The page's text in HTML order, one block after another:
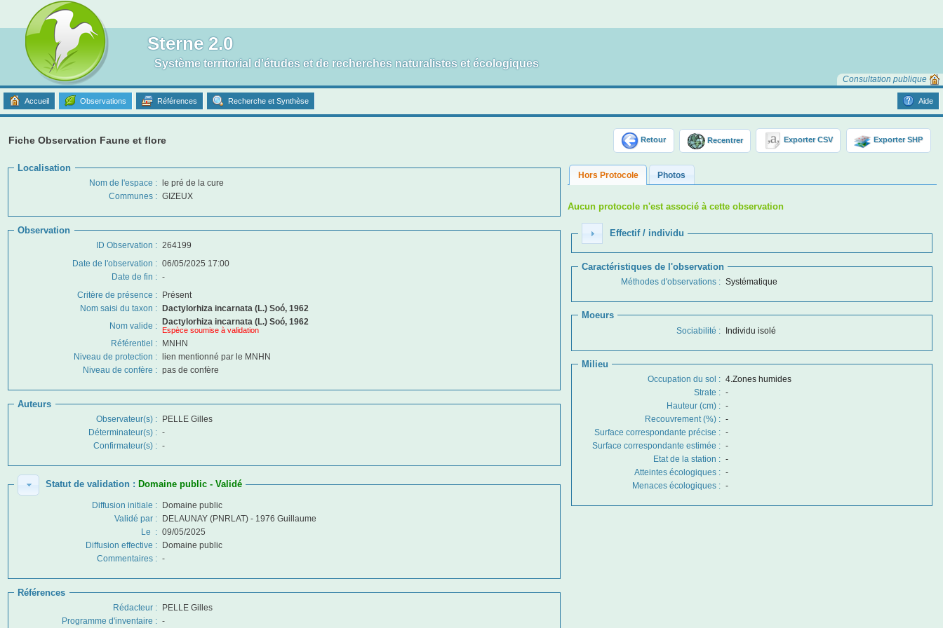
Sterne 2.0
Système territorial d'études et de recherches naturalistes et écologiques
Consultation publique
Accueil Observations Références Recherche et Synthèse Aide
Fiche Observation Faune et flore Retour Recentrer Exporter CSV Exporter SHP
Localisation
Nom de l'espace :
le pré de la cure
Communes : GIZEUX
Observation
ID Observation : 264199
Date de l'observation : 06/05/2025 17:00
Date de fin : -
Critère de présence :
Présent
Nom saisi du taxon : Dactylorhiza incarnata (L.) Soó, 1962
Nom valide : Dactylorhiza incarnata (L.) Soó, 1962
Espèce soumise à validation
Référentiel :
MNHN
Niveau de protection : lien mentionné par le MNHN
Niveau de confère : pas de confère
Auteurs
Observateur(s) :
PELLE Gilles
Déterminateur(s) : -
Confirmateur(s) : -
Statut de validation : Domaine public - Validé
Diffusion initiale :
Domaine public
Validé par:
DELAUNAY (PNRLAT) - 1976 Guillaume
Le
: 09/05/2025
Diffusion effective :
Domaine public
Commentaires: -
Références
Rédacteur :
PELLE Gilles
Programme d'inventaire : -
Hors Protocole Photos
Aucun protocole n'est associé à cette observation
Effectif / individu
Caractéristiques de l'observation
Méthodes d'observations : Systématique
Moeurs
Sociabilité : Individu isolé
Milieu
Occupation du sol : 4.Zones humides
Strate : -
Hauteur (cm) : -
Recouvrement (%) : -
Surface correspondante précise : -
Surface correspondante estimée : -
Etat de la station : -
Atteintes écologiques : -
Menaces écologiques : -